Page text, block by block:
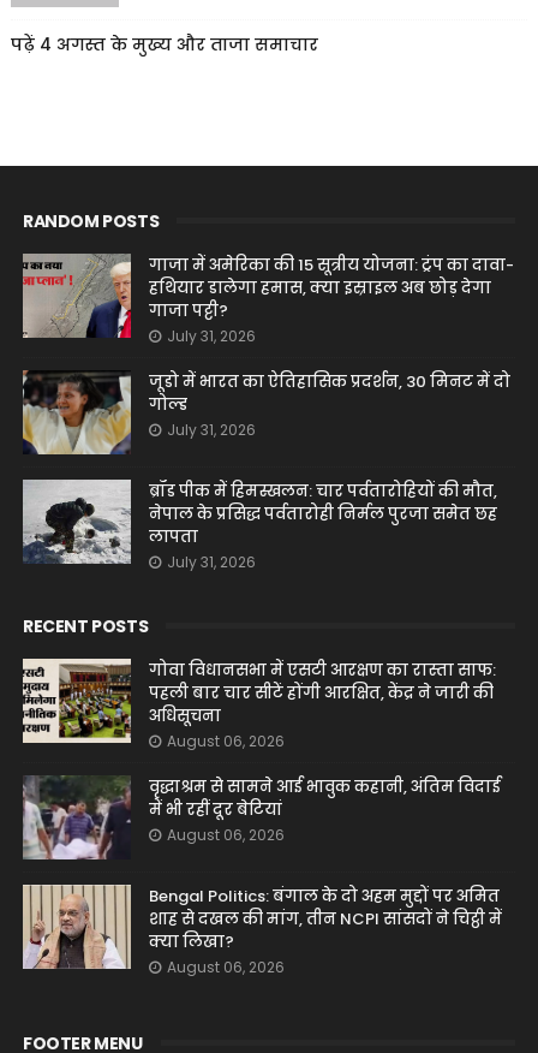
पढ़ें 4 अगस्त के मुख्य और ताजा समाचार
RANDOM POSTS
गाजा में अमेरिका की 15 सूत्रीय योजना: ट्रंप का दावा-
हथियार डालेगा हमास, क्या इस्राइल अब छोड़ देगा
गाजा पट्टी?
July 31, 2026
जूडो में भारत का ऐतिहासिक प्रदर्शन, 30 मिनट में दो
गोल्ड
July 31, 2026
ब्रॉड पीक में हिमस्खलन: चार पर्वतारोहियों की मौत,
नेपाल के प्रसिद्ध पर्वतारोही निर्मल पुरजा समेत छह
लापता
July 31, 2026
RECENT POSTS
गोवा विधानसभा में एसटी आरक्षण का रास्ता साफ:
पहली बार चार सीटें होंगी आरक्षित, केंद्र ने जारी की
अधिसूचना
August 06, 2026
वृद्धाश्रम से सामने आई भावुक कहानी, अंतिम विदाई
में भी रहीं दूर बेटियां
August 06, 2026
Bengal Politics: बंगाल के दो अहम मुद्दों पर अमित
शाह से दखल की मांग, तीन NCPI सांसदों ने चिट्ठी में
क्या लिखा?
August 06, 2026
FOOTER MENU